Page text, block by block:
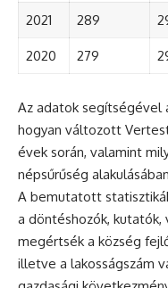
2021 289
2020 279
Az adatok segítségével
hogyan változott
évek során, valamint
népsűrűség
A bemutatott
a döntéshozók, kutatók,
megértsék a község
illetve a lakosságszám